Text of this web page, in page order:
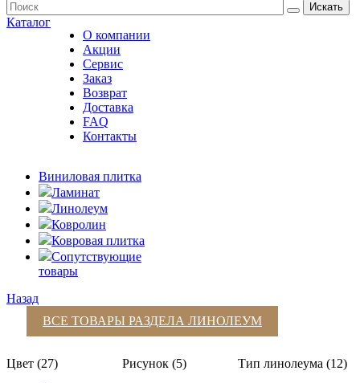
Искать
Каталог
О компании
Акции
Сервис
Заказ
Возврат
Доставка
FAQ
Контакты
Виниловая плитка
Ламинат
Линолеум
Ковролин
Ковровая плитка
Сопутствующие
товары
Назад
ВСЕ ТОВАРЫ РАЗДЕЛА ЛИНОЛЕУМ
Цвет (27)
Рисунок (5)
Тип линолеума (12)